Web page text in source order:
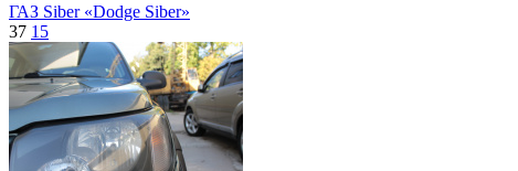
ГАЗ Siber «Dodge Siber»
37 15